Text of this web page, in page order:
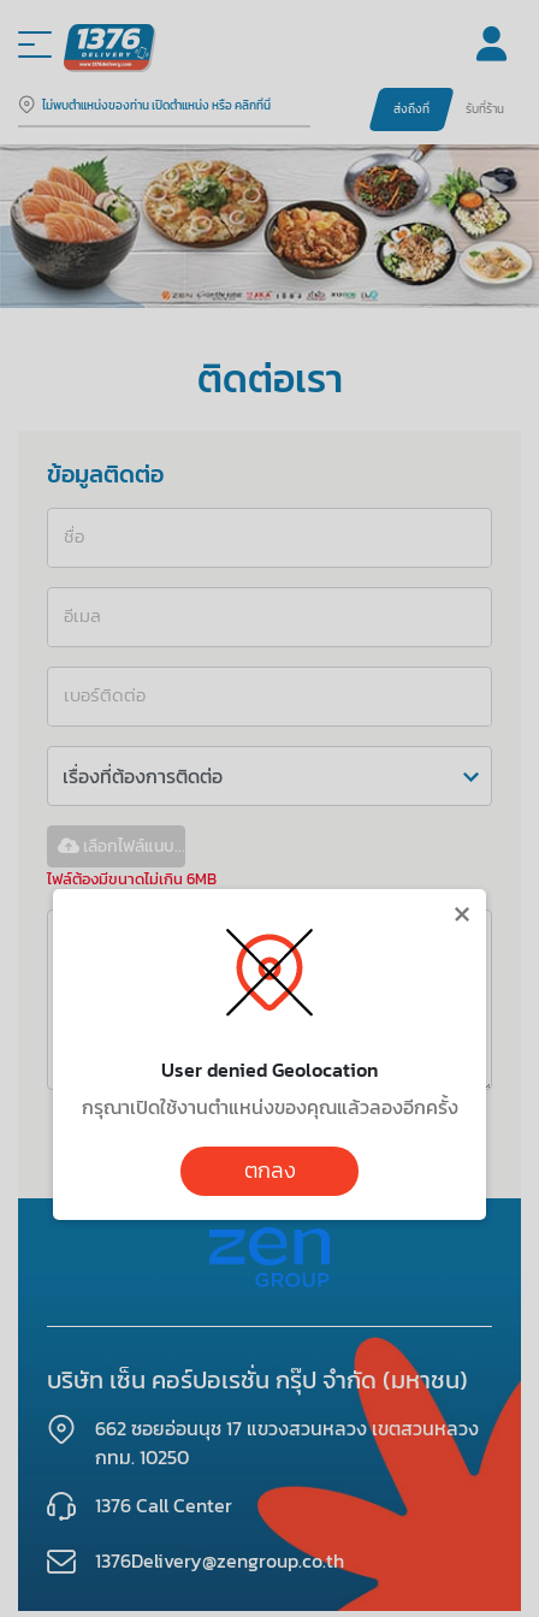
ไม่พบตำแหน่งของท่าน เปิดตำแหน่ง หรือ คลิกที่นี่ ส่งถึงที่ รับที่ร้าน
ติดต่อเรา
ข้อมูลติดต่อ
ชื่อ
อีเมล
เบอร์ติดต่อ
เลือกไฟล์แนบ...
ไฟล์ต้องมีขนาดไม่เกิน 6MB
ส่งข้อความ
บริษัท เซ็น คอร์ปอเรชั่น กรุ๊ป จํากัด (มหาชน)
662 ซอยอ่อนนุช 17 แขวงสวนหลวง เขตสวนหลวง
กทม. 10250
1376Call Center
1376Delivery@zengroup.co.th
×
User denied Geolocation
กรุณาเปิดใช้งานตำแหน่งของคุณแล้วลองอีกครั้ง
ตกลง